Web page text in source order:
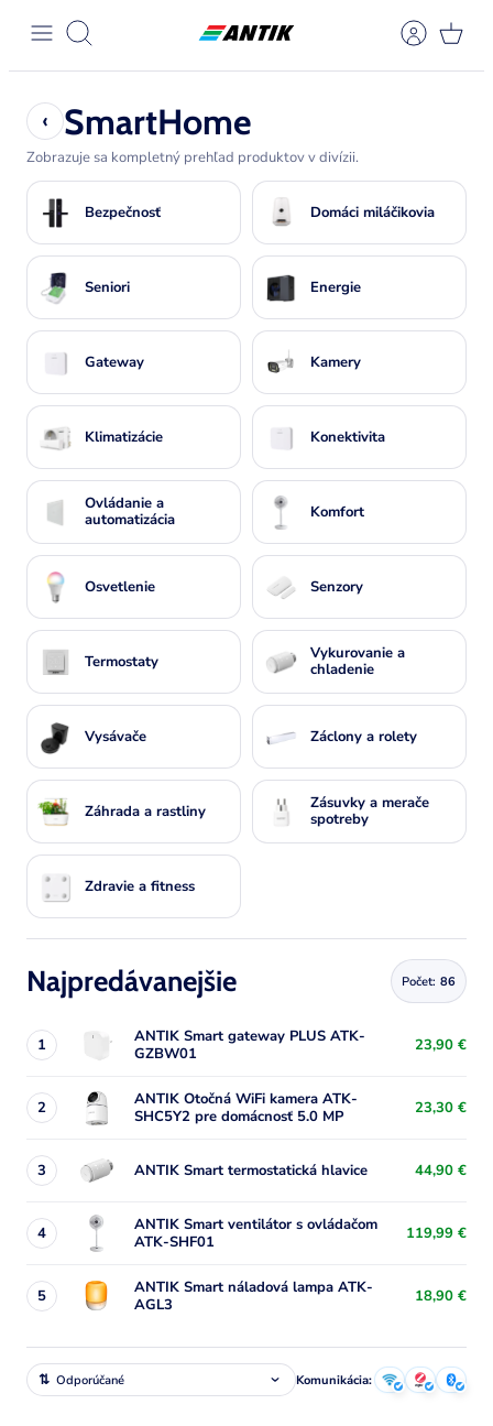
obsah
Hledat
Zobraziť stránku
Zobraziť stránku
Zobraziť stránku
Zobraziť stránku
Zobraziť stránku
‹ SmartHome
Zobrazuje sa kompletný prehľad produktov v divízii.
Bezpečnosť Domáci miláčikovia
Seniori Energie
Gateway Kamery
Klimatizácie Konektivita
Ovládanie a
automatizácia
Komfort
Osvetlenie Senzory
Termostaty
Vykurovanie a
chladenie
Vysávače Záclony a rolety
Záhrada a rastliny
Zásuvky a merače
spotreby
Zdravie a fitness
Najpredávanejšie Počet: 86
1
ANTIK Smart gateway PLUS ATK-
GZBW01
23,90 €
2
ANTIK Otočná WiFi kamera ATK-
SHC5Y2 pre domácnosť 5.0 MP
23,30 €
3 ANTIK Smart termostatická hlavice 44,90 €
4
ANTIK Smart ventilátor s ovládačom
ATK-SHF01
119,99 €
5
ANTIK Smart náladová lampa ATK-
AGL3
18,90 €
Komunikácia: